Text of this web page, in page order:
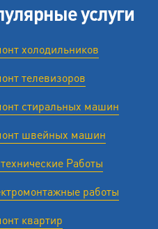
услуги
холодильников
телевизоров
стиральных машин
швейных машин
Работы
работы
квартир